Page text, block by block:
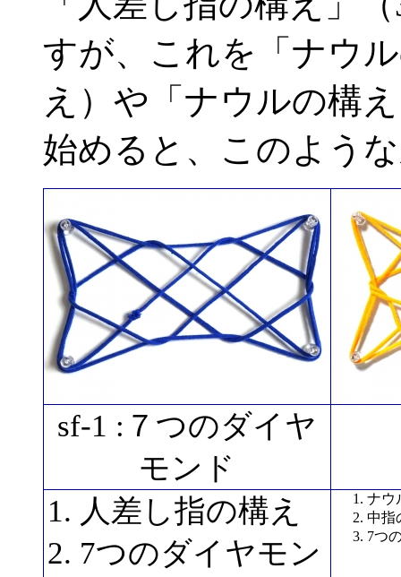
すが、これを「ナウ
え）や「ナウルの構
始めると、このよう
sf-1 :７つのダイヤ
モンド
人差し指の構え
7つのダイヤモン
ナウ
中指
7つ